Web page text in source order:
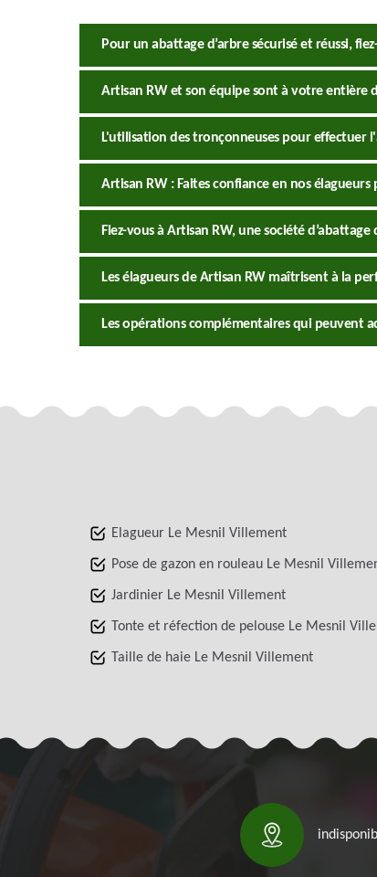
Pour un abattage d’arbre sécurisé et réussi,
Artisan RW et son équipe sont à votre entière
L'utilisation des tronçonneuses pour effectuer
Artisan RW : Faites confiance en nos
Fiez-vous à Artisan RW, une société
Les élagueurs de Artisan RW maîtrisent à la
Les opérations complémentaires qui peuvent
Elagueur Le Mesnil Villement
Pose de gazon en rouleau Le Mesnil
Jardinier Le Mesnil Villement
Tonte et réfection de pelouse Le Mesnil
Taille de haie Le Mesnil Villement